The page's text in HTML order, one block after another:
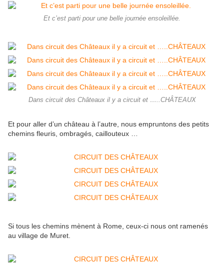
Et c’est parti pour une belle journée ensoleillée.
Dans circuit des Châteaux il y a circuit et …..CHÂTEAUX
Et pour aller d’un château à l’autre, nous empruntons des petits
chemins fleuris, ombragés, caillouteux …
Si tous les chemins mènent à Rome, ceux-ci nous ont ramenés
au village de Muret.